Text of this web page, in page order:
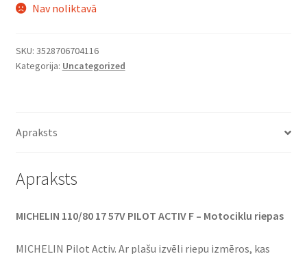
Nav noliktavā
SKU: 3528706704116
Kategorija: Uncategorized
Apraksts
Apraksts
MICHELIN 110/80 17 57V PILOT ACTIV F – Motociklu riepas
MICHELIN Pilot Activ. Ar plašu izvēli riepu izmēros, kas